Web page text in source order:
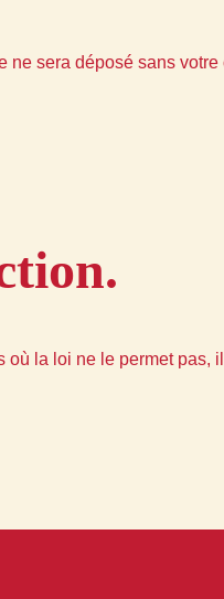
ne sera déposé sans votre
la loi ne le permet pas,